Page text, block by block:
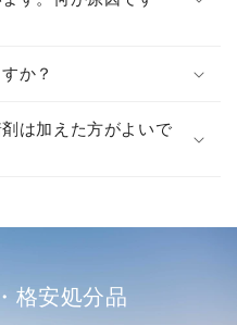
か？
は加えた方がよいで
格安処分品